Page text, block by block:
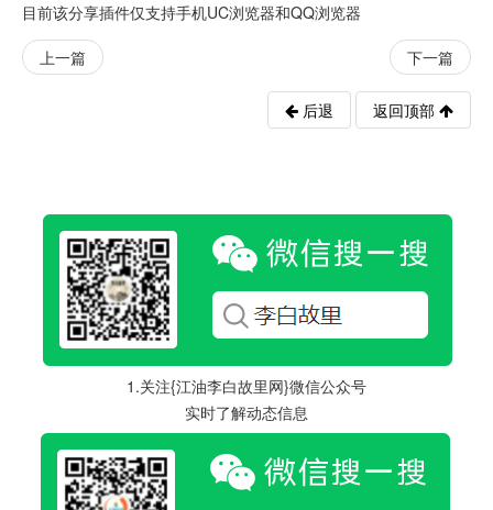
目前该分享插件仅支持手机UC浏览器和QQ浏览器
上一篇 下一篇
后退 返回顶部
1.关注{江油李白故里网}微信公众号
实时了解动态信息